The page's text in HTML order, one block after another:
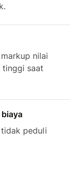
nilai
saat
peduli